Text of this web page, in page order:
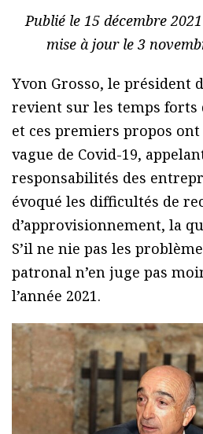
Publié le 15 décembre
mise à jour le 3
Yvon Grosso, le président
revient sur les temps forts
et ces premiers propos
vague de Covid-19,
responsabilités des
évoqué les difficultés de
d’approvisionnement, la
S’il ne nie pas les
patronal n’en juge pas
l’année 2021.